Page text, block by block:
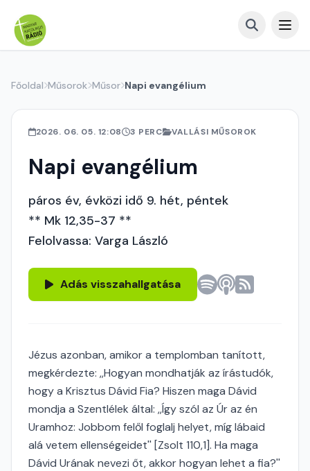
Főoldal Műsorok Műsor Napi evangélium
2026. 06. 05. 12:08 3 PERC VALLÁSI MŰSOROK
Napi evangélium
páros év, évközi idő 9. hét, péntek
** Mk 12,35-37 **
Felolvassa: Varga László
Adás visszahallgatása
Jézus azonban, amikor a templomban tanított,
megkérdezte: ,,Hogyan mondhatják az írástudók,
hogy a Krisztus Dávid Fia? Hiszen maga Dávid
mondja a Szentlélek által: ,,Így szól az Úr az én
Uramhoz: Jobbom felől foglalj helyet, míg lábaid
alá vetem ellenségeidet'' [Zsolt 110,1]. Ha maga
Dávid Urának nevezi őt, akkor hogyan lehet a fia?''